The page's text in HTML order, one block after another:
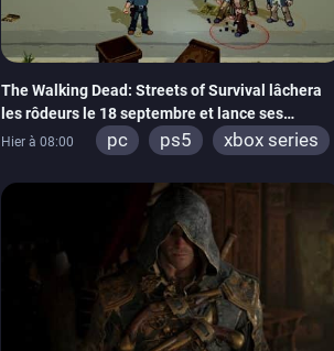
The Walking Dead: Streets of Survival lâchera
les rôdeurs le 18 septembre et lance ses
précommandes
Hier à 08:00 pc ps5
xbox series